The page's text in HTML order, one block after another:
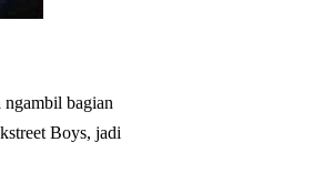
ngambil bagian
Boys, jadi